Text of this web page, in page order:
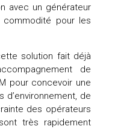
avec un générateur
pour les
solution fait déjà
de
pour concevoir une
d’environnement, de
des opérateurs
très rapidement